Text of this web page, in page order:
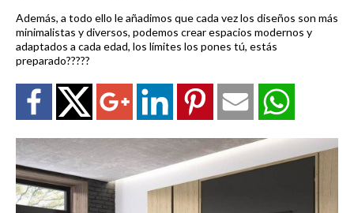
Además, a todo ello le añadimos que cada vez los diseños son más
minimalistas y diversos, podemos crear espacios modernos y
adaptados a cada edad, los límites los pones tú, estás
preparado?????